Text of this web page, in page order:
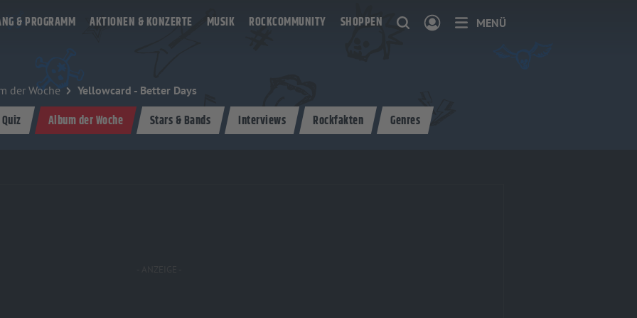
& PROGRAMM AKTIONEN & KONZERTE MUSIK ROCKCOMMUNITY SHOPPEN MENÜ
der Woche Yellowcard - Better Days
Album der Woche Stars & Bands Interviews Rockfakten Genres